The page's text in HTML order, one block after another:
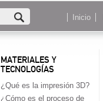
Inicio
MATERIALES Y
TECNOLOGÍAS
¿Qué es la impresión 3D?
¿Cómo es el proceso de